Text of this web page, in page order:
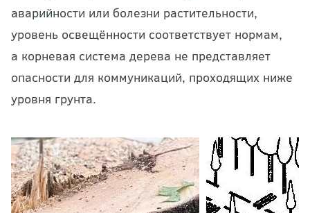
аварийности или болезни растительности,
уровень освещённости соответствует нормам,
а корневая система дерева не представляет
опасности для коммуникаций, проходящих ниже
уровня грунта.